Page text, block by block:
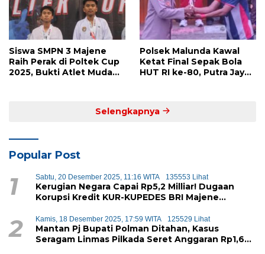
Siswa SMPN 3 Majene
Raih Perak di Poltek Cup
2025, Bukti Atlet Muda
Polsek Malunda Kawal
Ketat Final Sepak Bola
HUT RI ke-80, Putra Jaya
Selengkapnya
Popular Post
1 Sabtu, 20 Desember 2025, 11:16 WITA 135553 Lihat
Kerugian Negara Capai Rp5,2 Milliar! Dugaan
Korupsi Kredit KUR-KUPEDES BRI Majene
2 Kamis, 18 Desember 2025, 17:59 WITA 125529 Lihat
Mantan Pj Bupati Polman Ditahan, Kasus
Seragam Linmas Pilkada Seret Anggaran Rp1,6